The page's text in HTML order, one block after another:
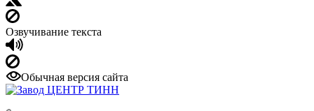
Озвучивание текста
Обычная версия сайта